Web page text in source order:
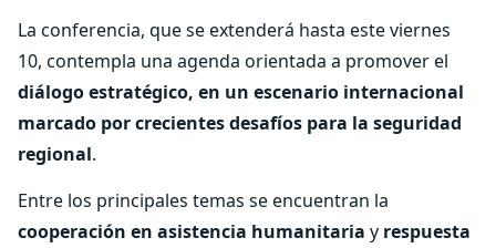
La conferencia, que se extenderá hasta este viernes
10, contempla una agenda orientada a promover el
diálogo estratégico, en un escenario internacional
marcado por crecientes desafíos para la seguridad
regional.
Entre los principales temas se encuentran la
cooperación en asistencia humanitaria y respuesta